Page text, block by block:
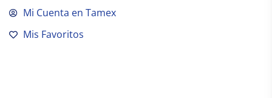
Mi Cuenta en Tamex
Mis Favoritos